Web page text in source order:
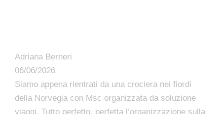
Adriana Berneri
06/06/2026
Siamo appena rientrati da una crociera nei fiordi
della Norvegia con Msc organizzata da soluzione
viaggi. Tutto perfetto, perfetta l’organizzazione sulla